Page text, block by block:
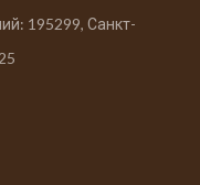
195299, Санкт-